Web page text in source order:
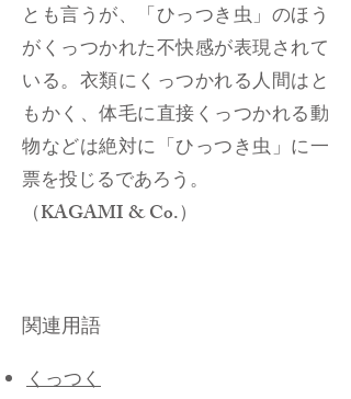
とも言うが、「ひっつき虫」のほう
がくっつかれた不快感が表現されて
いる。衣類にくっつかれる人間はと
もかく、体毛に直接くっつかれる動
物などは絶対に「ひっつき虫」に一
票を投じるであろう。
（KAGAMI & Co.）
関連用語
​くっつく